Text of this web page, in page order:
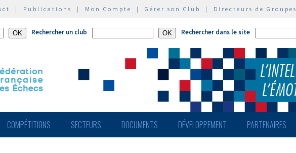
| Publications | Mon Compte | Gérer son Club | Directeurs de Groupes
Rechercher un club Rechercher dans le site
COMPÉTITIONS SECTEURS DOCUMENTS DÉVELOPPEMENT PARTENAIRES